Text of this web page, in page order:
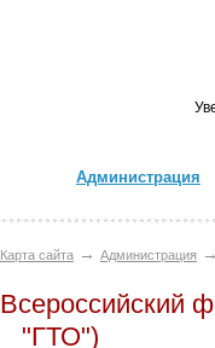
Администрация
Карта сайта → Администрация →
Всероссийский
"ГТО")